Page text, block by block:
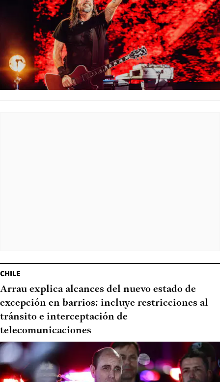
CHILE
Arrau explica alcances del nuevo estado de
excepción en barrios: incluye restricciones al
tránsito e interceptación de
telecomunicaciones